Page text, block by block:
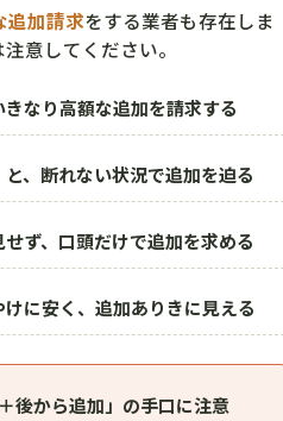
追加請求をする業者も存在しま
意してください。
なり高額な追加を請求する
と、断れない状況で追加を迫る
ず、口頭だけで追加を求める
に安く、追加ありきに見える
後から追加」の手口に注意